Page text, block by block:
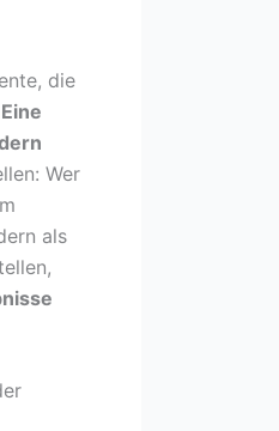
die
Eine
Wer
als